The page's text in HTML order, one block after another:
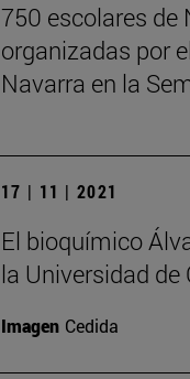
750 escolares de
organizadas por
Navarra en la
17 | 11 | 2021
El bioquímico
la Universidad de
Imagen Cedida